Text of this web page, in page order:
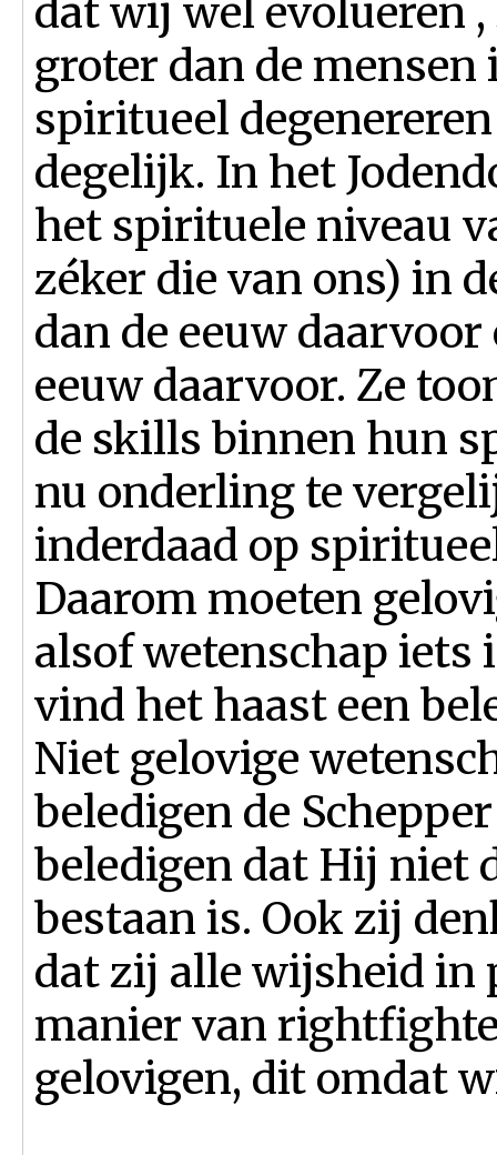
dat wij wel evolueren
groter dan de
spiritueel
degelijk. In het
het spirituele niveau
zéker die van ons) in
dan de eeuw
eeuw daarvoor. Ze
de skills binnen hun
nu onderling te
inderdaad op
Daarom moeten
alsof wetenschap iets
vind het haast een
Niet gelovige
beledigen de
beledigen dat Hij niet
bestaan is. Ook zij
dat zij alle wijsheid in
manier van
gelovigen, dit omdat